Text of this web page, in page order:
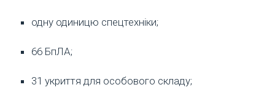
одну одиницю спецтехніки;
66 БпЛА;
31 укриття для особового складу;